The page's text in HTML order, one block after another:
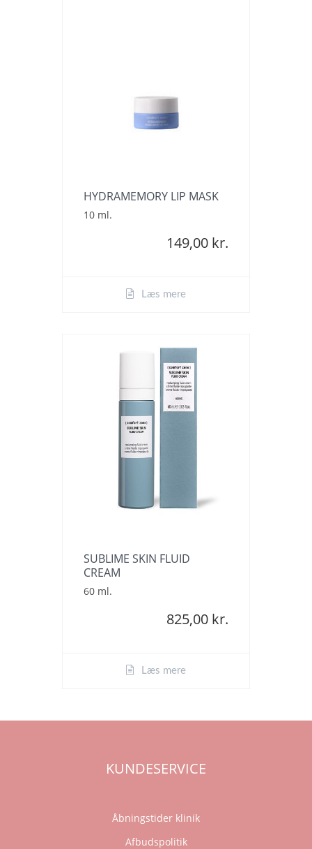
HYDRAMEMORY LIP MASK
10 ml.
149,00 kr.
Læs mere
SUBLIME SKIN FLUID
CREAM
60 ml.
825,00 kr.
Læs mere
KUNDESERVICE
Åbningstider klinik
Afbudspolitik